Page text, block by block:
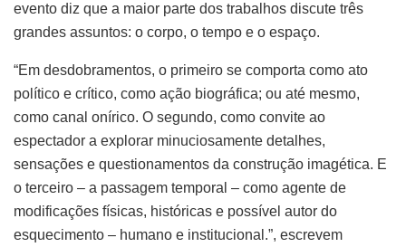
evento diz que a maior parte dos trabalhos discute três
grandes assuntos: o corpo, o tempo e o espaço.
“Em desdobramentos, o primeiro se comporta como ato
político e crítico, como ação biográfica; ou até mesmo,
como canal onírico. O segundo, como convite ao
espectador a explorar minuciosamente detalhes,
sensações e questionamentos da construção imagética. E
o terceiro – a passagem temporal – como agente de
modificações físicas, históricas e possível autor do
esquecimento – humano e institucional.”, escrevem